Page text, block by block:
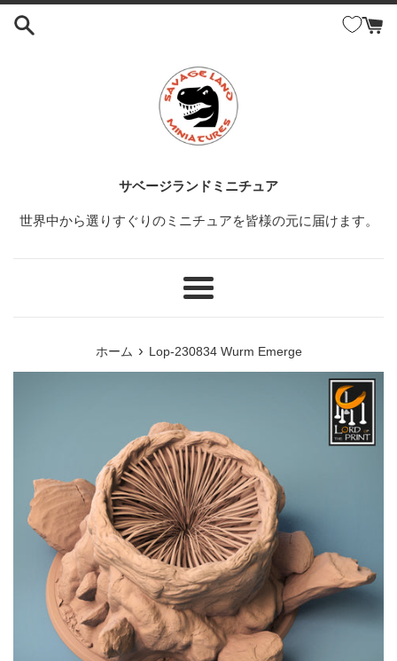
コ
サベージランドミニチュア
世界中から選りすぐりのミニチュアを皆様の元に届けます。
メ
ホーム › Lop-230834 Wurm Emerge